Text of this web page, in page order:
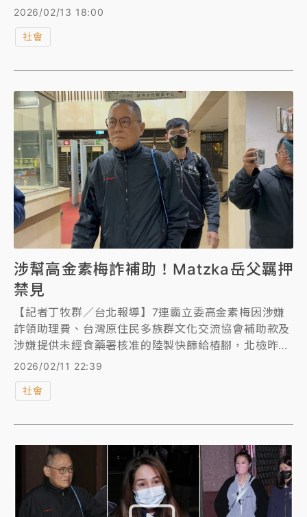
索約談，高金素梅於隔天凌晨移送北檢複訊，卻突身體
不適，檢察官先將她限制出境、出海，讓她前往就醫，
視其身體狀況再擇期傳訊。據了解，高金素梅身體狀況
小時訊問，依貪污、詐欺、偽造文書3罪諭令100萬元
交保，她交保後也眼眶泛淚對親友喊話。
2026/02/13 18:00
社會
涉幫高金素梅詐補助！Matzka岳父羈押
禁見
【記者丁牧群／台北報導】7連霸立委高金素梅因涉嫌
詐領助理費、台灣原住民多族群文化交流協會補助款及
涉嫌提供未經食藥署核准的陸製快篩給樁腳，北檢昨
（10日）指揮調查局國安站發動30路搜索，並約談18
理，涉嫌利用女兒雲雅舜等人的帳戶詐領助理費和補助
地院晚間開庭後，裁定羈押禁見。 雲雅舜則被檢方依
幫助洗錢罪50萬元交保、限制出境出海，至於高金素梅
凌晨移送北檢複訊30分鐘後，突身體不適緊急送醫，檢
方諭令限制出境出海，擇期再訊問。另有11名被告以10
萬元到50萬元不等金額交保。
2026/02/11 22:39
社會